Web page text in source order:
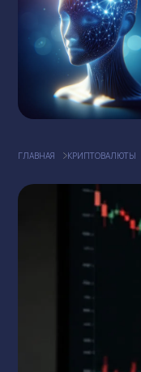
ГЛАВНАЯ КРИПТОВАЛЮТЫ